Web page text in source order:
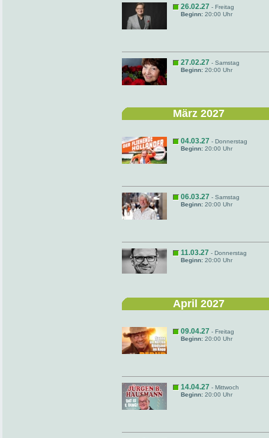
26.02.27 - Freitag
Beginn: 20:00 Uhr
27.02.27 - Samstag
Beginn: 20:00 Uhr
März 2027
04.03.27 - Donnerstag
Beginn: 20:00 Uhr
06.03.27 - Samstag
Beginn: 20:00 Uhr
11.03.27 - Donnerstag
Beginn: 20:00 Uhr
April 2027
09.04.27 - Freitag
Beginn: 20:00 Uhr
14.04.27 - Mittwoch
Beginn: 20:00 Uhr